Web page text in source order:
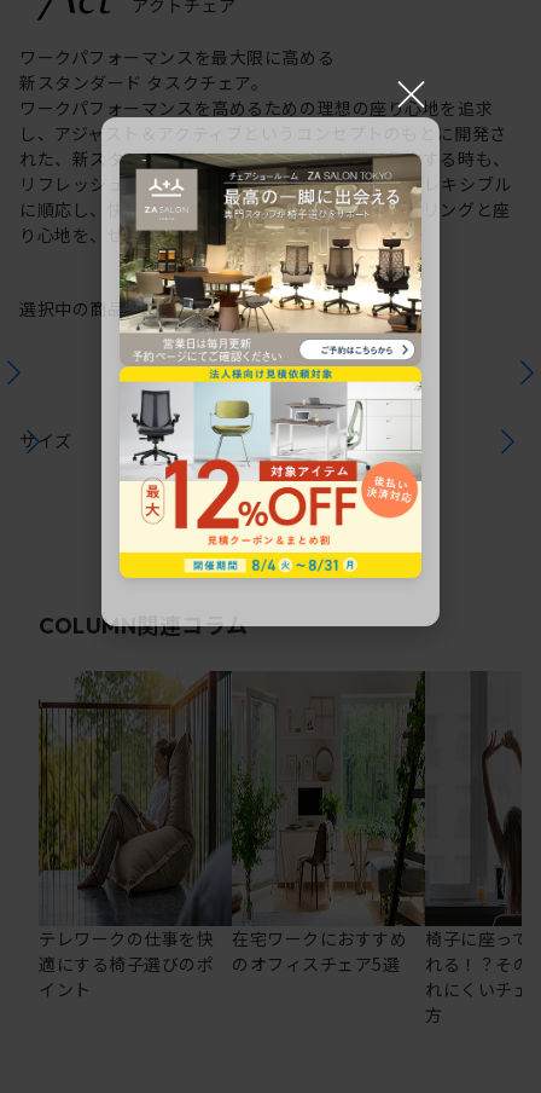
ワークパフォーマンスを最大限に高める
新スタンダード タスクチェア。
ワークパフォーマンスを高めるための理想の座り心地を追求
し、アジャスト＆アクティブというコンセプトのもとに開発さ
れた、新スタンダードのタスクチェア。作業に集中する時も、
リフレッシュする時も、座る姿勢や身体の動きにフレキシブル
に順応し、快適にサポートします。新感覚のスタイリングと座
り心地を、ぜひご体感ください。
選択中の商品情報保証注意事項
サイズ
COLUMN関連コラム
テレワークの仕事を快
適にする椅子選びのポ
イント
在宅ワークにおすすめ
のオフィスチェア5選
椅子に座って
れる！？その
れにくいチェ
方
×